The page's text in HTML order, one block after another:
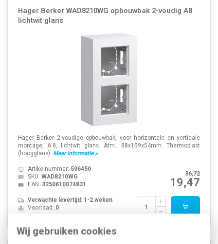
Wij gebruiken cookies
Hager Berker WAD8210WG opbouwbak 2-voudig A8
lichtwit glans
Hager Berker 2-voudige opbouwbak, voor horizontale en verticale
montage, A.8, lichtwit glans. Afm.: 88x159x54mm. Thermoplast
(hoogglans). Meer informatie »
36,72
19,47
Artikelnummer: 596450
SKU: WAD8210WG
EAN: 3250610074831
Verwachte levertijd: 1-2 weken
Voorraad: 0